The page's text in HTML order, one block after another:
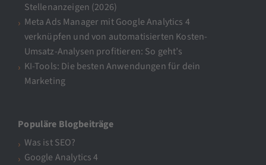
Stellenanzeigen (2026)
Meta Ads Manager mit Google Analytics 4
verknüpfen und von automatisierten Kosten-
Umsatz-Analysen profitieren: So geht’s
KI-Tools: Die besten Anwendungen für dein
Marketing
Populäre Blogbeiträge
Was ist SEO?
Google Analytics 4